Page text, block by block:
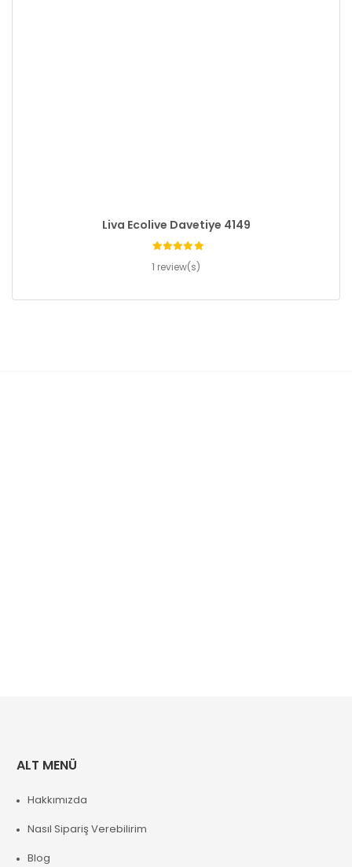
Liva Ecolive Davetiye 4149
1 review(s)
ALT MENÜ
Hakkımızda
Nasıl Sipariş Verebilirim
Blog